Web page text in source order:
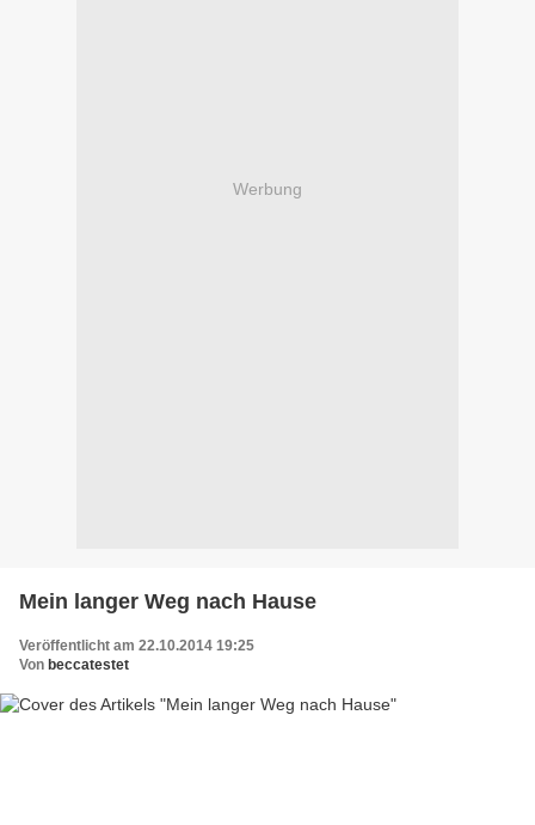
Werbung
Mein langer Weg nach Hause
Veröffentlicht am 22.10.2014 19:25
Von beccatestet